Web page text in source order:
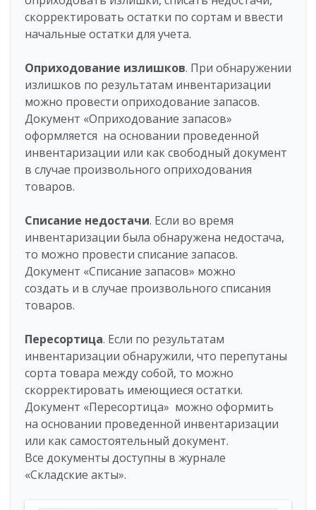
скорректировать остатки по сортам и ввести
начальные остатки для учета.
Оприходование излишков. При обнаружении
излишков по результатам инвентаризации
можно провести оприходование запасов.
Документ «Оприходование запасов»
оформляется на основании проведенной
инвентаризации или как свободный документ
в случае произвольного оприходования
товаров.
Списание недостачи. Если во время
инвентаризации была обнаружена недостача,
то можно провести списание запасов.
Документ «Списание запасов» можно
создать и в случае произвольного списания
товаров.
Пересортица. Если по результатам
инвентаризации обнаружили, что перепутаны
сорта товара между собой, то можно
скорректировать имеющиеся остатки.
Документ «Пересортица» можно оформить
на основании проведенной инвентаризации
или как самостоятельный документ.
Все документы доступны в журнале
«Складские акты».